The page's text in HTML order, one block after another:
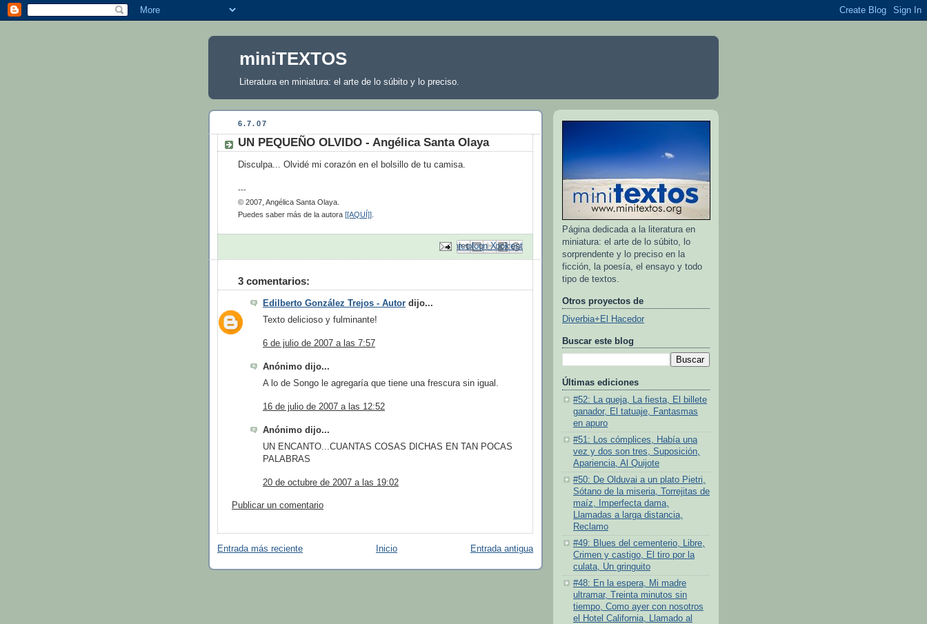
miniTEXTOS
Literatura en miniatura: el arte de lo súbito y lo preciso.
6.7.07
UN PEQUEÑO OLVIDO - Angélica Santa Olaya
Disculpa... Olvidé mi corazón en el bolsillo de tu camisa.
---
© 2007, Angélica Santa Olaya.
Puedes saber más de la autora [[AQUÍ]]
Enviar por correo electrónico
Escribe un blog
Compartir en X
Compartir con Facebook
Compartir en Pinterest
3 comentarios:
Edilberto González Trejos - Autor dijo...
Texto delicioso y fulminante!
6 de julio de 2007 a las 7:57
Anónimo dijo...
A lo de Songo le agregaría que tiene una frescura sin igual.
16 de julio de 2007 a las 12:52
Anónimo dijo...
UN ENCANTO...CUANTAS COSAS DICHAS EN TAN POCAS
PALABRAS
20 de octubre de 2007 a las 19:02
Publicar un comentario
Entrada más reciente Entrada antigua
Inicio
Página dedicada a la literatura en
miniatura: el arte de lo súbito, lo
sorprendente y lo preciso en la
ficción, la poesía, el ensayo y todo
tipo de textos.
Otros proyectos de
Diverbia+El Hacedor
Buscar este blog
Últimas ediciones
#52: La queja, La fiesta, El billete
ganador, El tatuaje, Fantasmas
en apuro
#51: Los cómplices, Había una
vez y dos son tres, Suposición,
Apariencia, Al Quijote
#50: De Olduvai a un plato Pietri,
Sótano de la miseria, Torrejitas de
maíz, Imperfecta dama,
Llamadas a larga distancia,
Reclamo
#49: Blues del cementerio, Libre,
Crimen y castigo, El tiro por la
culata, Un gringuito
#48: En la espera, Mi madre
ultramar, Treinta minutos sin
tiempo, Como ayer con nosotros
el Hotel California, Llamado al